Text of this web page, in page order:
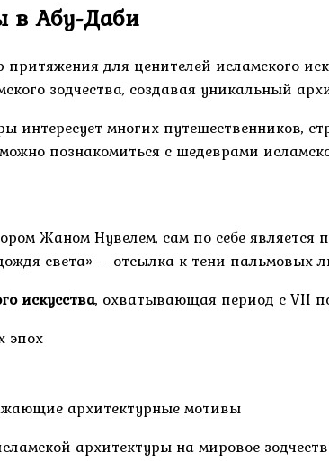
в Абу-Даби
для ценителей исламского
зодчества, создавая уникальный
многих путешественников,
познакомиться с шедеврами
Жаном Нувелем, сам по себе является
света» – отсылка к тени пальмовых
искусства, охватывающая период с VII
эпох
архитектурные мотивы
архитектуры на мировое